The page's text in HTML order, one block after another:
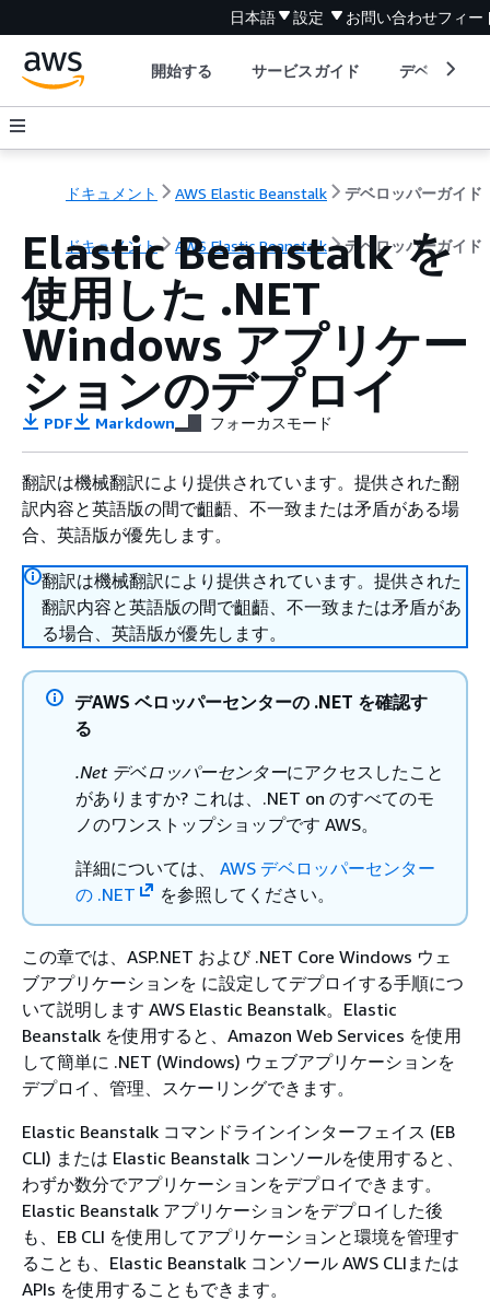
日本語 設定 お問い合わせフィー
開始する サービスガイド デベロッパ
ドキュメント AWS Elastic Beanstalk デベロッパーガイド
ドキュメント AWS Elastic Beanstalk デベロッパーガイド
Elastic Beanstalk を
使用した .NET
Windows アプリケー
ションのデプロイ
PDF Markdown フォーカスモード
翻訳は機械翻訳により提供されています。提供された翻
訳内容と英語版の間で齟齬、不一致または矛盾がある場
合、英語版が優先します。
翻訳は機械翻訳により提供されています。提供された
翻訳内容と英語版の間で齟齬、不一致または矛盾があ
る場合、英語版が優先します。
デAWS ベロッパーセンターの .NET を確認す
る
.Net デベロッパーセンターにアクセスしたこと
がありますか? これは、.NET on のすべてのモ
ノのワンストップショップです AWS。
詳細については、 AWS デベロッパーセンター
の .NET
を参照してください。
この章では、ASP.NET および .NET Core Windows ウェ
ブアプリケーションを に設定してデプロイする手順につ
いて説明します AWS Elastic Beanstalk。Elastic
Beanstalk を使用すると、Amazon Web Services を使用
して簡単に .NET (Windows) ウェブアプリケーションを
デプロイ、管理、スケーリングできます。
Elastic Beanstalk コマンドラインインターフェイス (EB
CLI) または Elastic Beanstalk コンソールを使用すると、
わずか数分でアプリケーションをデプロイできます。
Elastic Beanstalk アプリケーションをデプロイした後
も、EB CLI を使用してアプリケーションと環境を管理す
ることも、Elastic Beanstalk コンソール AWS CLIまたは
APIs を使用することもできます。